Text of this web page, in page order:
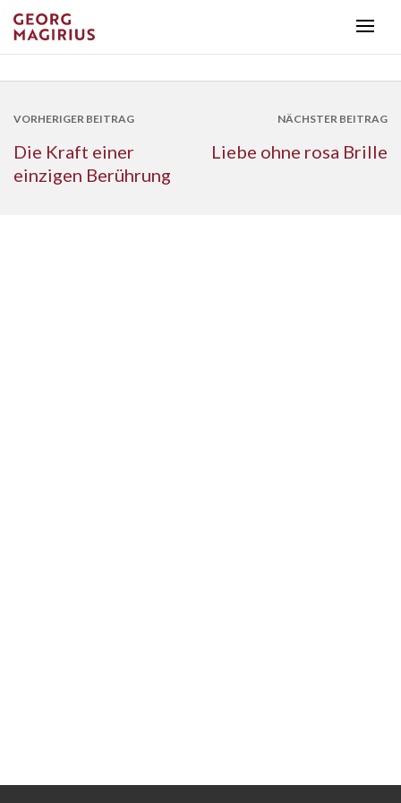
VORHERIGER BEITRAG
Die Kraft einer
einzigen Berührung
NÄCHSTER BEITRAG
Liebe ohne rosa Brille